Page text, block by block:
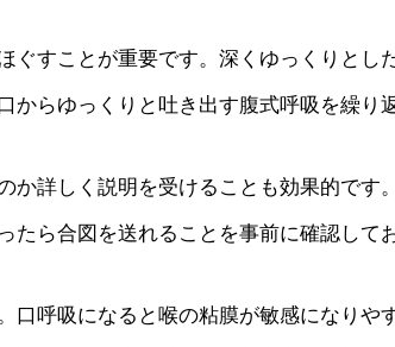
ぐすことが重要です。深くゆっくりと
らゆっくりと吐き出す腹式呼吸を繰り
か詳しく説明を受けることも効果的で
たら合図を送れることを事前に確認して
口呼吸になると喉の粘膜が敏感になり